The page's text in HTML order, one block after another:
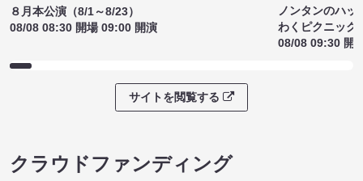
８月本公演（8/1～8/23）
08/08 08:30 開場 09:00 開演
ノンタンのハッ
わくピクニック
08/08 09:30 開
サイトを閲覧する
クラウドファンディング